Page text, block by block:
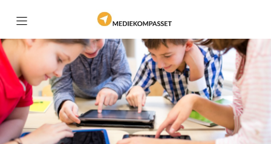
Hjem
Om Mediekompasset
Barneskolen